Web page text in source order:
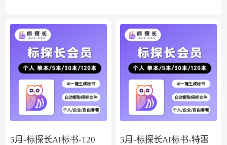
5月-标探长AI标书-120
5月-标探长AI标书-特惠